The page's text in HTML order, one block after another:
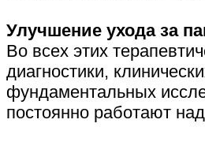
Улучшение ухода за
Во всех этих
диагностики,
фундаментальных
постоянно работают